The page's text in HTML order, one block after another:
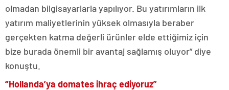
olmadan bilgisayarlarla yapılıyor. Bu yatırımların ilk
yatırım maliyetlerinin yüksek olmasıyla beraber
gerçekten katma değerli ürünler elde ettiğimiz için
bize burada önemli bir avantaj sağlamış oluyor” diye
konuştu.
“Hollanda’ya domates ihraç ediyoruz”